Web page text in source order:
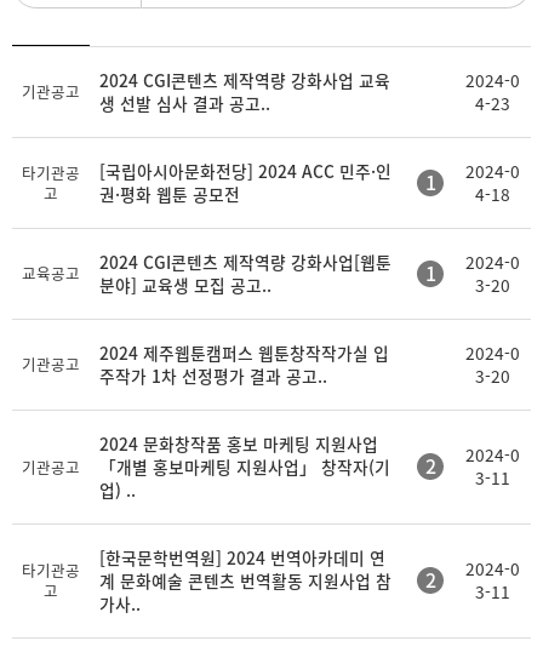
제 첨 록
기관공고
2024 CGI콘텐츠 제작역량 강화사업 교육
생 선발 심사 결과 공고..
2024-0
4-23
타기관공
고
[국립아시아문화전당] 2024 ACC 민주·인
권·평화 웹툰 공모전
1
2024-0
4-18
교육공고
2024 CGI콘텐츠 제작역량 강화사업[웹툰
분야] 교육생 모집 공고..
1
2024-0
3-20
기관공고
2024 제주웹툰캠퍼스 웹툰창작작가실 입
주작가 1차 선정평가 결과 공고..
2024-0
3-20
기관공고
2024 문화창작품 홍보 마케팅 지원사업
「개별 홍보마케팅 지원사업」 창작자(기
업) ..
2
2024-0
3-11
타기관공
고
[한국문학번역원] 2024 번역아카데미 연
계 문화예술 콘텐츠 번역활동 지원사업 참
가사..
2
2024-0
3-11